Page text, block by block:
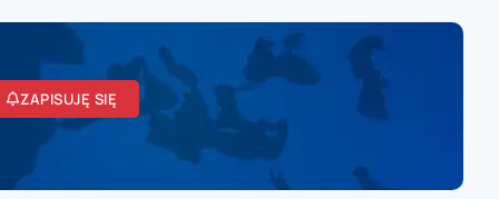
ZAPISUJĘ SIĘ